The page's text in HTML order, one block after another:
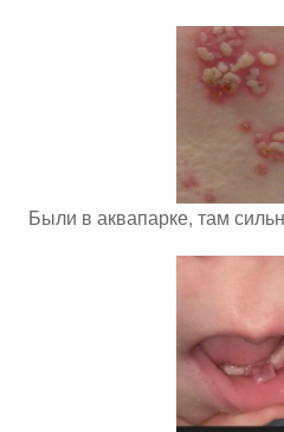
Были в аквапарке, там